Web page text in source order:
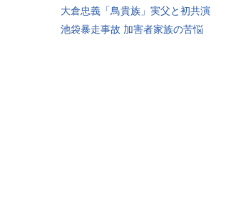
大倉忠義「鳥貴族」実父と初共演
池袋暴走事故 加害者家族の苦悩